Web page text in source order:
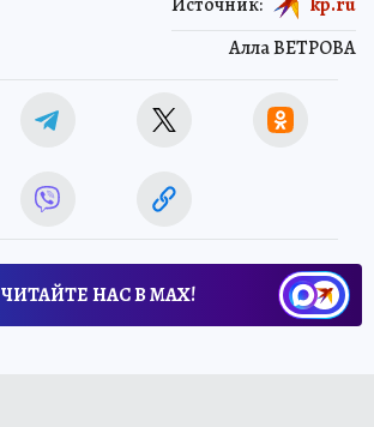
Алла ВЕТРОВА
ЧИТАЙТЕ НАС В МАХ!